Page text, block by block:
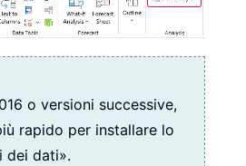
o versioni successive,
rapido per installare lo
dei dati».